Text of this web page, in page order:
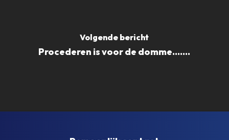
Volgende bericht
Procederen is voor de domme.......